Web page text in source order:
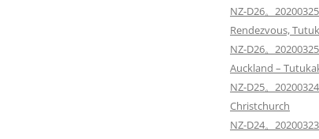
NZ-D26。
Rendezvous,
NZ-D26。
Auckland –
NZ-D25。
Christchurch
NZ-D24。